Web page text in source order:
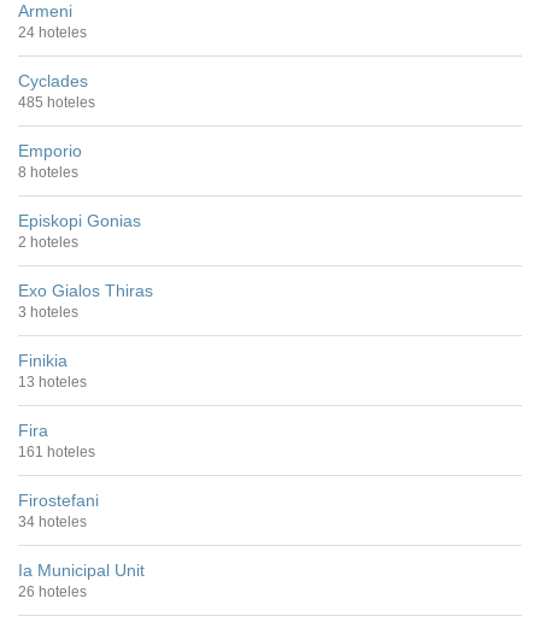
Armeni
24 hoteles
Cyclades
485 hoteles
Emporio
8 hoteles
Episkopi Gonias
2 hoteles
Exo Gialos Thiras
3 hoteles
Finikia
13 hoteles
Fira
161 hoteles
Firostefani
34 hoteles
Ia Municipal Unit
26 hoteles